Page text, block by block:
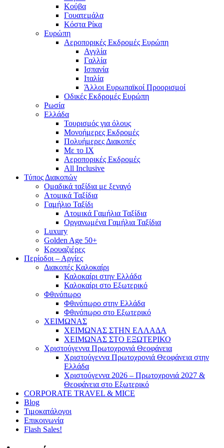
Κούβα
Γουατεμάλα
Κόστα Ρίκα
Ευρώπη
Αεροπορικές Εκδρομές Ευρώπη
Αγγλία
Γαλλία
Ισπανία
Ιταλία
Άλλοι Ευρωπαϊκοί Προορισμοί
Οδικές Εκδρομές Ευρώπη
Ρωσία
Ελλάδα
Τουρισμός για όλους
Mονοήμερες Εκδρομές
Πολυήμερες Διακοπές
Με το ΙΧ
Αεροπορικές Εκδρομές
All Inclusive
Τύπος Διακοπών
Ομαδικά ταξίδια με ξεναγό
Ατομικά Ταξίδια
Γαμήλιο Ταξίδι
Ατομικά Γαμήλια Ταξίδια
Οργανωμένα Γαμήλια Ταξίδια
Luxury
Golden Age 50+
Κρουαζιέρες
Περίοδοι – Αργίες
Διακοπές Καλοκαίρι
Καλοκαίρι στην Ελλάδα
Καλοκαίρι στο Εξωτερικό
Φθινόπωρο
Φθινόπωρο στην Ελλάδα
Φθινόπωρο στο Εξωτερικό
ΧΕΙΜΩΝΑΣ
ΧΕΙΜΩΝΑΣ ΣΤΗΝ ΕΛΛΑΔΑ
ΧΕΙΜΩΝΑΣ ΣΤΟ ΕΞΩΤΕΡΙΚΟ
Χριστούγεννα Πρωτοχρονιά Θεοφάνεια
Χριστούγεννα Πρωτοχρονιά Θεοφάνεια στην
Ελλάδα
Χριστούγεννα 2026 – Πρωτοχρονιά 2027 &
Θεοφάνεια στο Εξωτερικό
CORPORATE TRAVEL & MICE
Blog
Τιμοκατάλογοι
Επικοινωνία
Flash Sales!